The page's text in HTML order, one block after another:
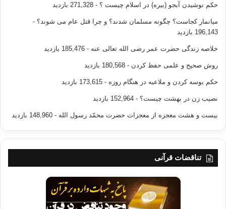
حکم نوشیدن آبجو (بیره) در اسلام چیست ؟ - 271,328 بازدید
میانمار کجاست؟ چگونه مسلمان شدند؟ و چرا قتل عام می شوند؟ -
196,143 بازدید
خلاصه زندگی حضرت عمر رضی الله تعالی عنه - 185,476 بازدید
روش صحیح و علمی حفظ کردن - 180,568 بازدید
حکم بوسه کردن و ملاعبه در هنگام روزه - 173,615 بازدید
نصیب زن در بهشت چیست؟ - 152,964 بازدید
بیست و هشت معجزه از معجزات حضرت محمّد رسول الله - 148,960 بازدید
تناقضات قرآنی